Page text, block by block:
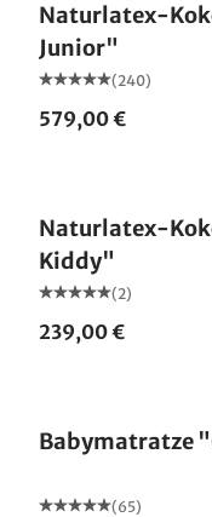
Naturlatex-
Junior"
(240)
579,00 €
Naturlatex-
Kiddy"
(2)
239,00 €
Babymatratze
(65)